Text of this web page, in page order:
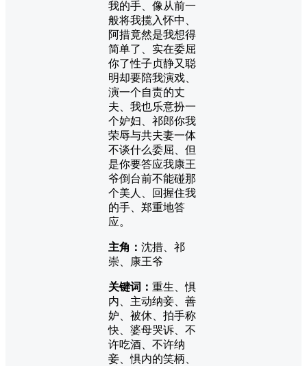
我的手、像从前一
般将我揽入怀中、
阿措竟然是我想得
简单了、实在委屈
你了性子贞静又聪
明却要陪我演戏、
演一个自责的丈
夫、我也乐意扮一
个妒妇、祁郎你我
荣辱与共夫妻一体
不谈什么委屈、但
是你要答应我康王
爷倒台前不能碰那
个美人、回握住我
的手、郑重地答
应。
主角： 沈措、祁
崇、康王爷
关键词： 重生、惧
内、主动纳妾、善
妒、被休、拍手称
快、婆母哭诉、不
许吃酒、不许纳
妾、惧内的笑柄、